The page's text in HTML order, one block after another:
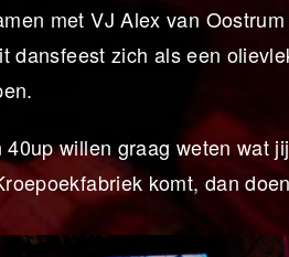
met VJ Alex van
dansfeest zich als een
40up willen graag weten wat
komt, dan